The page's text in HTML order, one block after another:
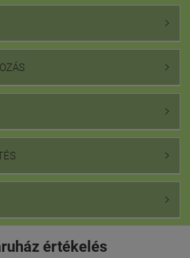





értékelés